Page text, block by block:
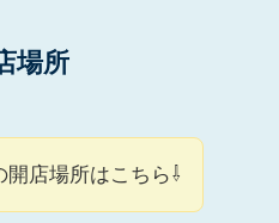
場所
開店場所はこちら⇩